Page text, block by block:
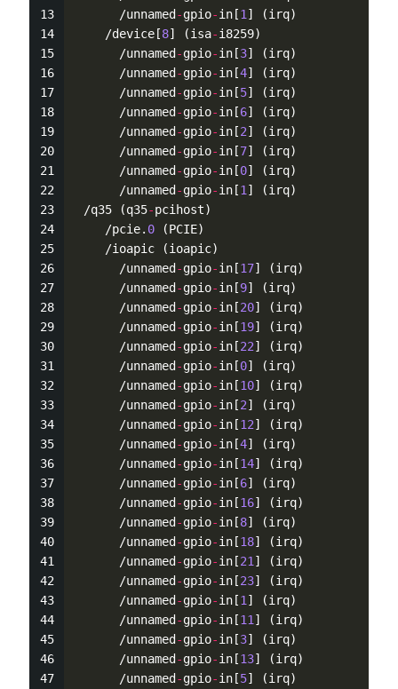
      /unnamed
-gpio-in[1 ] (irq)
    /device[
8] (isa-i8259)
      /unnamed
-gpio-in[3] (irq)
      /unnamed
-gpio-in[4] (irq)
      /unnamed
-gpio-in[5] (irq)
      /unnamed
-gpio-in[6] (irq)
      /unnamed
-gpio-in[2] (irq)
      /unnamed
-gpio-in[7] (irq)
      /unnamed
-gpio-in[0] (irq)
      /unnamed
-gpio-in[1 ] (irq)
/q35 (q35-pcihost)
    /pcie.
0 (PCIE)
    /ioapic (ioapic)
      /unnamed
-gpio-in[17] (irq)
      /unnamed
-gpio-in[9] (irq)
      /unnamed
-gpio-in[20] (irq)
      /unnamed
-gpio-in[19] (irq)
      /unnamed
-gpio-in[22] (irq)
      /unnamed
-gpio-in[0] (irq)
      /unnamed
-gpio-in[10] (irq)
      /unnamed
-gpio-in[2] (irq)
      /unnamed
-gpio-in[12] (irq)
      /unnamed
-gpio-in[4] (irq)
      /unnamed
-gpio-in[14] (irq)
      /unnamed
-gpio-in[6] (irq)
      /unnamed
-gpio-in[16] (irq)
      /unnamed
-gpio-in[8] (irq)
      /unnamed
-gpio-in[18] (irq)
      /unnamed
-gpio-in[21 ] (irq)
      /unnamed
-gpio-in[23] (irq)
      /unnamed
-gpio-in[1 ] (irq)
      /unnamed
-gpio-in[11 ] (irq)
      /unnamed
-gpio-in[3] (irq)
      /unnamed
-gpio-in[13] (irq)
      /unnamed
-gpio-in[5] (irq)